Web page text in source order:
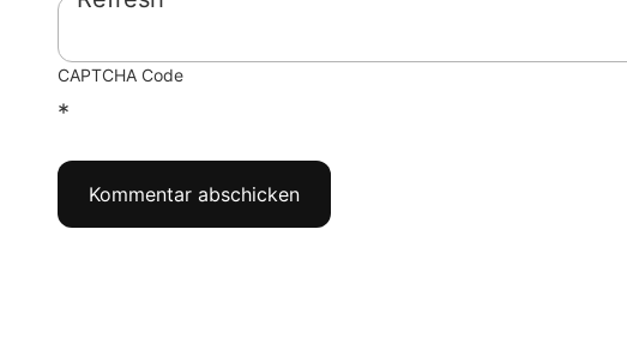
CAPTCHA Code
*